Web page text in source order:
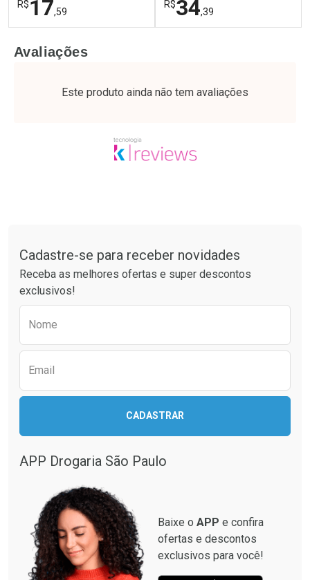
R$17,59
Laboratório
Ativar Desconto
Comprar sem Desconto
Por Menos
Comprar sem Desconto
Por R$ 17,59/cada
R$34,39
Laboratório
Ativar Desconto
Comprar sem Desconto
Por Menos
Comprar sem Desconto
Avaliações
Este produto ainda não tem avaliações
Cadastre-se para receber novidades
Receba as melhores ofertas e super descontos
exclusivos!
Nome
Email
CADASTRAR
APP Drogaria São Paulo
Baixe o APP e confira
ofertas e descontos
exclusivos para você!